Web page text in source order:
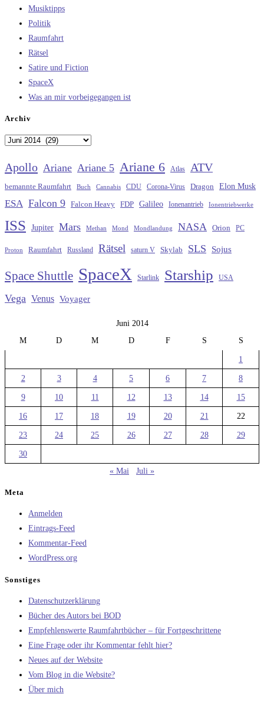
Musiktipps
Politik
Raumfahrt
Rätsel
Satire und Fiction
SpaceX
Was an mir vorbeigegangen ist
Archiv
Archiv
Apollo Ariane Ariane 5 Ariane 6 Atlas ATV
bemannte Raumfahrt Buch Cannabis CDU Corona-Virus Dragon Elon Musk
ESA Falcon 9 Falcon Heavy FDP Galileo Ionenantrieb Ionentriebwerke
ISS Jupiter Mars Methan Mond Mondlandung NASA Orion PC
Proton Raumfahrt Russland Rätsel saturn V Skylab SLS Sojus
Space Shuttle SpaceX Starlink Starship USA
Vega Venus Voyager
Juni 2014
M
D M D F S S
1
2 3 4 5 6 7 8
9 10 11 12 13 14 15
16 17 18 19 20 21 22
23 24 25 26 27 28 29
30
« Mai
Juli »
Meta
Anmelden
Eintrags-Feed
Kommentar-Feed
WordPress.org
Sonstiges
Datenschutzerklärung
Bücher des Autors bei BOD
Empfehlenswerte Raumfahrtbücher – für Fortgeschrittene
Eine Frage oder ihr Kommentar fehlt hier?
Neues auf der Website
Vom Blog in die Website?
Über mich